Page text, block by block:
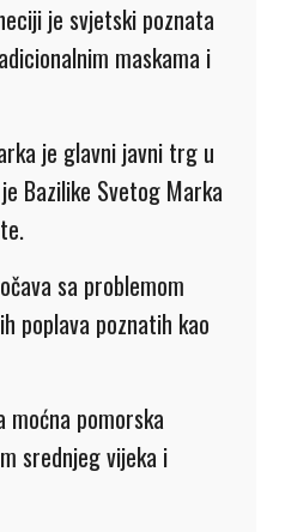
je svjetski poznata
maskama i
je glavni javni trg u
Bazilike Svetog Marka
sa problemom
poplava poznatih kao
moćna pomorska
srednjeg vijeka i